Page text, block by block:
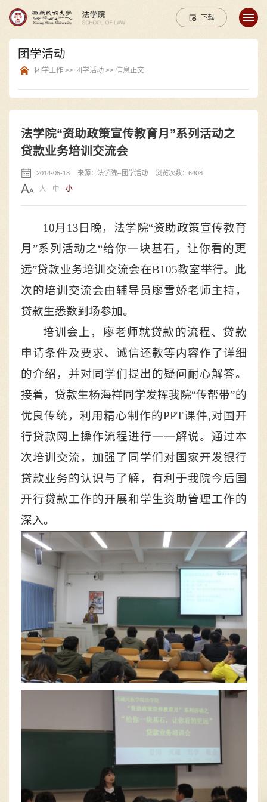
下载
团学活动
团学工作 >> 团学活动 >> 信息正文
法学院“资助政策宣传教育月”系列活动之
贷款业务培训交流会
2014-05-18 来源：法学院--团学活动 浏览次数：6408
大 中 小
10月13日晚，法学院“资助政策宣传教育
月”系列活动之“给你一块基石，让你看的更
远”贷款业务培训交流会在B105教室举行。此
次的培训交流会由辅导员廖雪娇老师主持，
贷款生悉数到场参加。
培训会上，廖老师就贷款的流程、贷款
申请条件及要求、诚信还款等内容作了详细
的介绍，并对同学们提出的疑问耐心解答。
接着，贷款生杨海祥同学发挥我院“传帮带”的
优良传统，利用精心制作的PPT课件,对国开
行贷款网上操作流程进行一一解说。通过本
次培训交流，加强了同学们对国家开发银行
贷款业务的认识与了解，有利于我院今后国
开行贷款工作的开展和学生资助管理工作的
深入。